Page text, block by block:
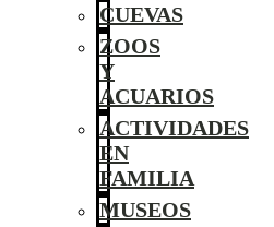
CUEVAS
ZOOS
Y
ACUARIOS
ACTIVIDADES
EN
FAMILIA
MUSEOS